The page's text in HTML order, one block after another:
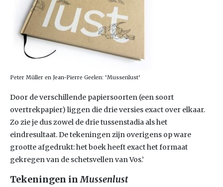
Peter Müller en Jean-Pierre Geelen: ‘Mussenlust’
Door de verschillende papiersoorten (een soort
overtrekpapier) liggen die drie versies exact over elkaar.
Zo zie je dus zowel de drie tussenstadia als het
eindresultaat. De tekeningen zijn overigens op ware
grootte afgedrukt: het boek heeft exact het formaat
gekregen van de schetsvellen van Vos.’
Tekeningen inMussenlust